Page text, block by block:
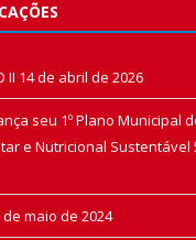
II 14 de abril de 2026
seu 1º Plano Municipal
e Nutricional Sustentável
de maio de 2024